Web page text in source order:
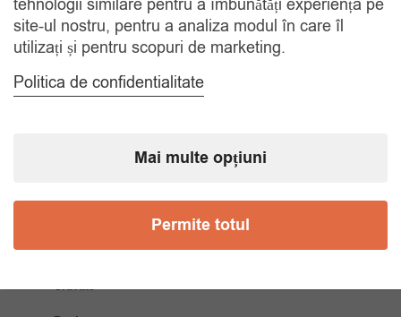
COMANDA TELEFONIC
Tel. 0770420114
Coliere
Cravate
site-ul nostru, pentru a analiza modul în care îl
utilizați și pentru scopuri de marketing.
Politica de confidentialitate
Mai multe opțiuni
Permite totul